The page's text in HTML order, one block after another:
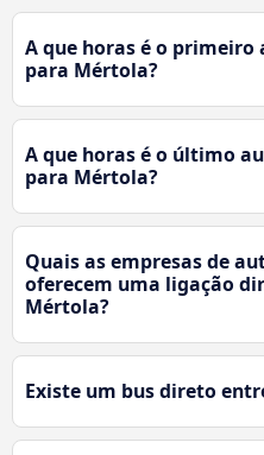
A que horas é o primeiro
para Mértola?
A que horas é o último
para Mértola?
Quais as empresas de
oferecem uma ligação
Mértola?
Existe um bus direto